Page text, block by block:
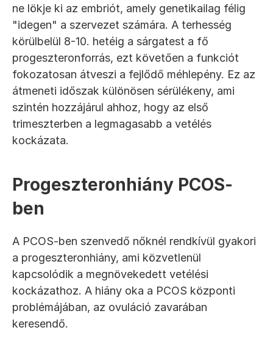
ne lökje ki az embriót, amely genetikailag félig
"idegen" a szervezet számára. A terhesség
körülbelül 8-10. hetéig a sárgatest a fő
progeszteronforrás, ezt követően a funkciót
fokozatosan átveszi a fejlődő méhlepény. Ez az
átmeneti időszak különösen sérülékeny, ami
szintén hozzájárul ahhoz, hogy az első
trimeszterben a legmagasabb a vetélés
kockázata.
Progeszteronhiány PCOS-
ben
A PCOS-ben szenvedő nőknél rendkívül gyakori
a progeszteronhiány, ami közvetlenül
kapcsolódik a megnövekedett vetélési
kockázathoz. A hiány oka a PCOS központi
problémájában, az ovuláció zavarában
keresendő.